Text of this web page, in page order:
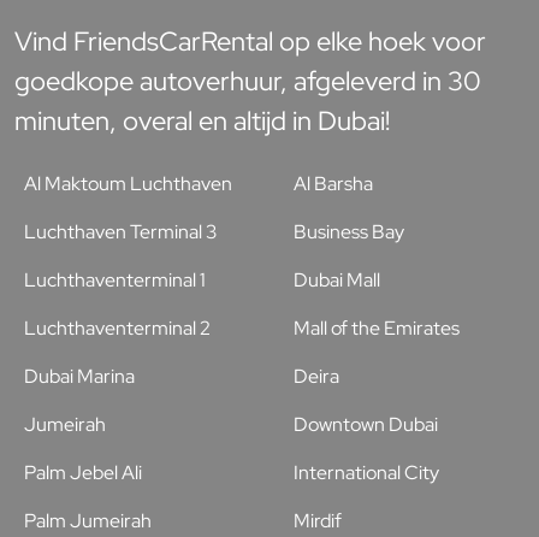
Vind FriendsCarRental op elke hoek voor
goedkope autoverhuur, afgeleverd in 30
minuten, overal en altijd in Dubai!
Al Maktoum Luchthaven
Luchthaven Terminal 3
Luchthaventerminal 1
Luchthaventerminal 2
Al Barsha
Business Bay
Dubai Mall
Mall of the Emirates
Dubai Marina
Jumeirah
Palm Jebel Ali
Palm Jumeirah
Deira
Downtown Dubai
International City
Mirdif